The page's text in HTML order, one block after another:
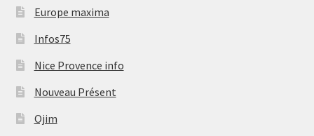
Europe maxima
Infos75
Nice Provence info
Nouveau Présent
Ojim